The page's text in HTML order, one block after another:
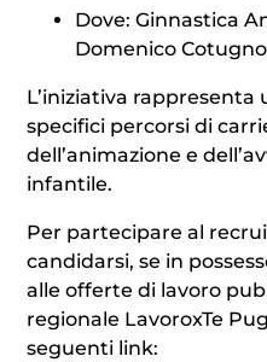
Dove: Ginnastica
Domenico
L’iniziativa rappresenta
specifici percorsi di
dell’animazione e
infantile.
Per partecipare al
candidarsi, se in
alle offerte di lavoro
regionale LavoroxTe
seguenti link: